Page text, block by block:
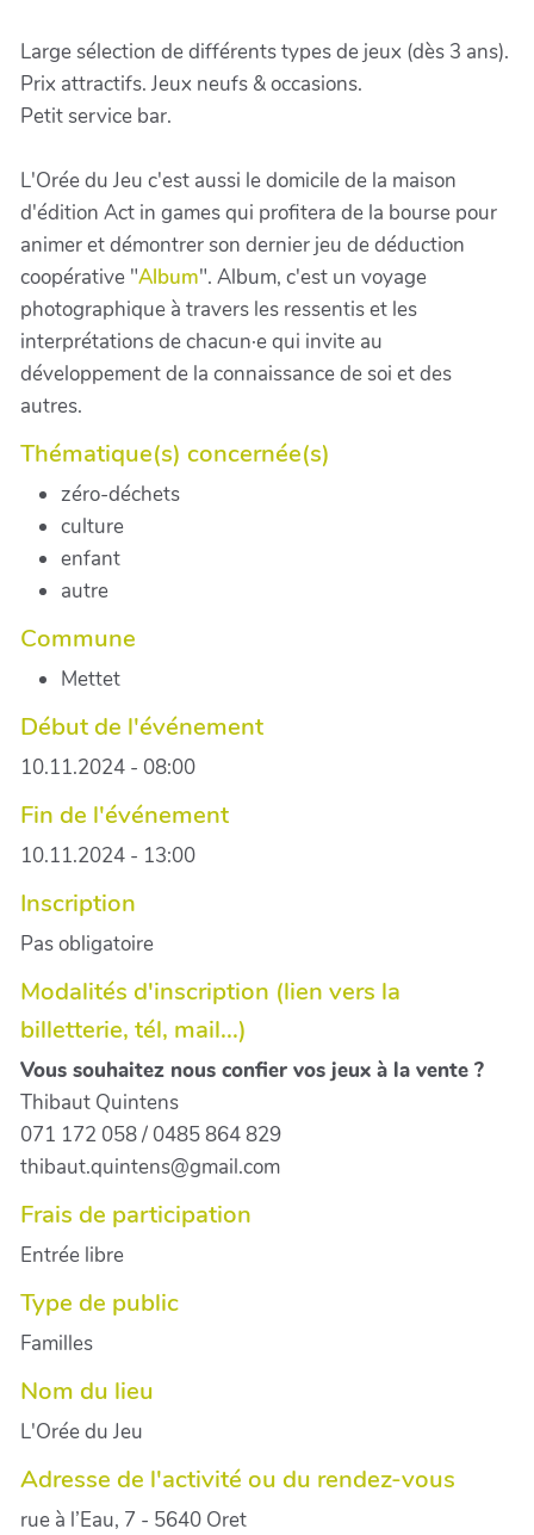
Large sélection de différents types de jeux (dès 3 ans).
Prix attractifs. Jeux neufs & occasions.
Petit service bar.
L'Orée du Jeu c'est aussi le domicile de la maison
d'édition Act in games qui profitera de la bourse pour
animer et démontrer son dernier jeu de déduction
coopérative "Album". Album, c'est un voyage
photographique à travers les ressentis et les
interprétations de chacun·e qui invite au
développement de la connaissance de soi et des
autres.
Thématique(s) concernée(s)
zéro-déchets
culture
enfant
autre
Commune
Mettet
Début de l'événement
10.11.2024 - 08:00
Fin de l'événement
10.11.2024 - 13:00
Inscription
Pas obligatoire
Modalités d'inscription (lien vers la
billetterie, tél, mail...)
Vous souhaitez nous confier vos jeux à la vente ?
Thibaut Quintens
071 172 058 / 0485 864 829
thibaut.quintens@gmail.com
Frais de participation
Entrée libre
Type de public
Familles
Nom du lieu
L'Orée du Jeu
Adresse de l'activité ou du rendez-vous
rue à l’Eau, 7 - 5640 Oret